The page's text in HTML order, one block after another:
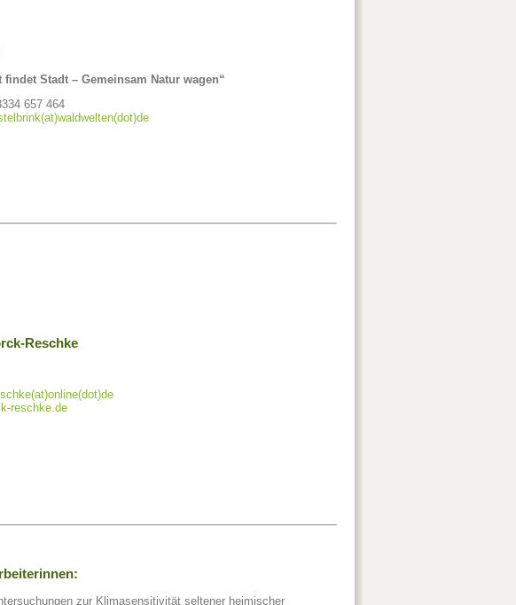
findet Stadt – Gemeinsam Natur wagen“
657 464
Reschke
reschke.de
zur Klimasensitivität seltener heimischer